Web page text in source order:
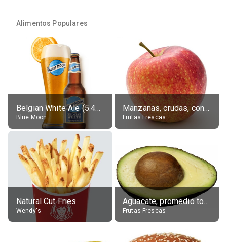
Alimentos Populares
Belgian White Ale (5.4% alc.)
Blue Moon
Manzanas, crudas, con piel
Frutas Frescas
Natural Cut Fries
Wendy's
Aguacate, promedio todos variedades, crudo
Frutas Frescas